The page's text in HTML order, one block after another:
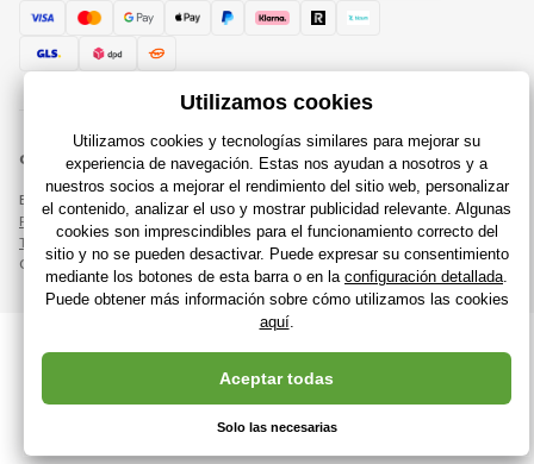
© 2018 - 2026 Raijuguetes.es, Todos los derechos reservados
Esta página está protegida por reCAPTCHA y se aplican
Política de privacidad
compañías de Google y su
Términos y condiciones.
Creación de tiendas en línea eficientes desdeRIESENIA